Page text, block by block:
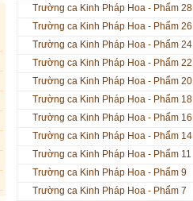
Trường ca Kinh Pháp Hoa - Phẩm 28
Trường ca Kinh Pháp Hoa - Phẩm 26
Trường ca Kinh Pháp Hoa - Phẩm 24
Trường ca Kinh Pháp Hoa - Phẩm 22
Trường ca Kinh Pháp Hoa - Phẩm 20
Trường ca Kinh Pháp Hoa - Phẩm 18
Trường ca Kinh Pháp Hoa - Phẩm 16
Trường ca Kinh Pháp Hoa - Phẩm 14
Trường ca Kinh Pháp Hoa - Phẩm 11
Trường ca Kinh Pháp Hoa - Phẩm 9
Trường ca Kinh Pháp Hoa - Phẩm 7